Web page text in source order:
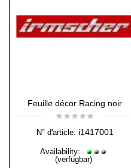
Feuille décor Racing noir
N° d'article: i1417001
Availability:
(verfügbar)